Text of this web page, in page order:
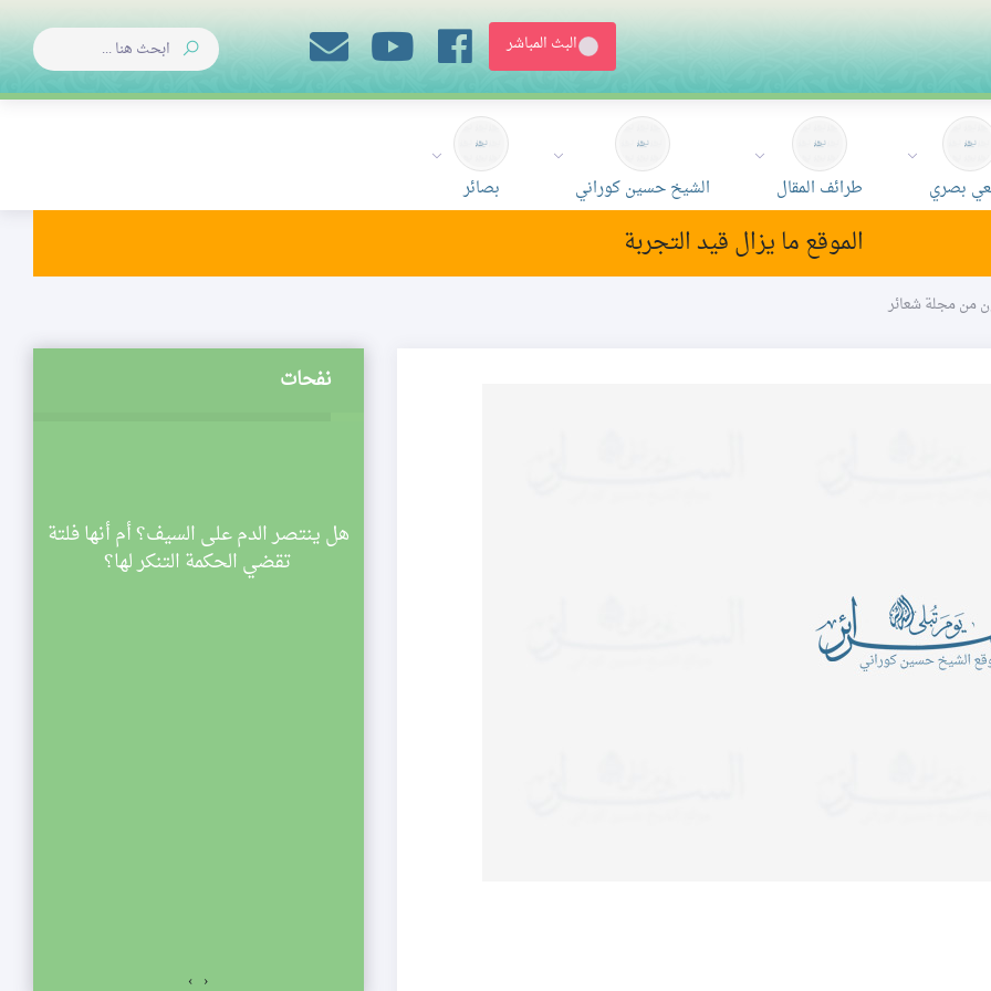
البث المباشر
بصري طرائف المقال الشيخ حسين كوراني بصائر
الموقع ما يزال قيد التجربة
من مجلة شعائر
نفحات
الرَّجبيـــــــــــــــــــــــــــــــــــــــــــــــــــــــــــــــــــــون؟
في شهر رجب قراءة سورة
التوحيد عشرة آلا مرة..
هل ينتصر الدم على السيف؟ أم أنها فلتة
تقضي الحكمة التنكر لها؟
‹
›